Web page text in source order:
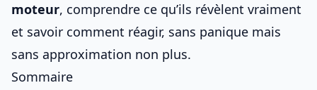
moteur, comprendre ce qu’ils révèlent vraiment
et savoir comment réagir, sans panique mais
sans approximation non plus.
Sommaire